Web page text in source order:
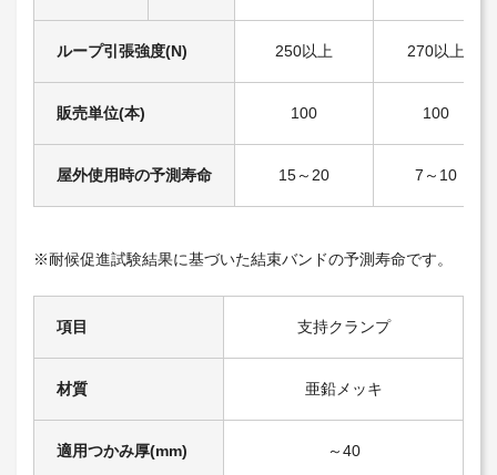
ループ引張強度(N) 250以上 270以上
販売単位(本) 100 100
屋外使用時の予測寿命 15～20 7～10
※耐候促進試験結果に基づいた結束バンドの予測寿命です。
項目 支持クランプ
材質 亜鉛メッキ
適用つかみ厚(mm) ～40